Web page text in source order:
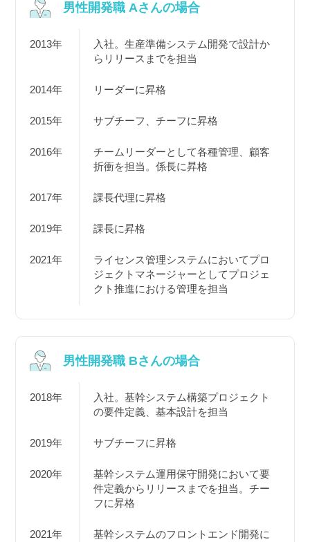
男性開発職 Aさんの場合
2013年
入社。生産準備システム開発で設計か
らリリースまでを担当
2014年 リーダーに昇格
2015年 サブチーフ、チーフに昇格
2016年
チームリーダーとして各種管理、顧客
折衝を担当。係長に昇格
2017年 課長代理に昇格
2019年 課長に昇格
2021年
ライセンス管理システムにおいてプロ
ジェクトマネージャーとしてプロジェ
クト推進における管理を担当
男性開発職 Bさんの場合
2018年
入社。基幹システム構築プロジェクト
の要件定義、基本設計を担当
2019年 サブチーフに昇格
2020年
基幹システム運用保守開発において要
件定義からリリースまでを担当。チー
フに昇格
2021年
基幹システムのフロントエンド開発に